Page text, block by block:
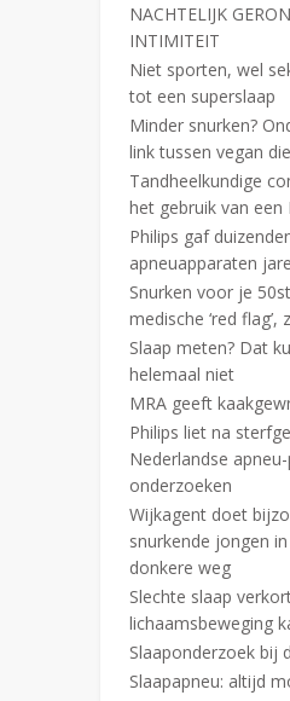
NACHTELIJK
INTIMITEIT
Niet sporten, wel
tot een superslaap
Minder snurken?
link tussen vegan
Tandheelkundige
het gebruik van een
Philips gaf
apneuapparaten
Snurken voor je
medische ‘red flag’,
Slaap meten? Dat
helemaal niet
MRA geeft
Philips liet na
Nederlandse
onderzoeken
Wijkagent doet
snurkende jongen
donkere weg
Slechte slaap
lichaamsbeweging
Slaaponderzoek bij
Slaapapneu: altijd